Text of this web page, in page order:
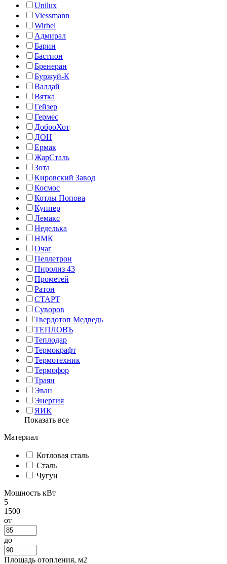
Unilux
Viessmann
Wirbel
Адмирал
Барин
Бастион
Бренеран
Буржуй-К
Валдай
Вятка
Гейзер
Гермес
ДоброХот
ДОН
Ермак
ЖарСталь
Зота
Кировский Завод
Космос
Котлы Попова
Куппер
Лемакс
Неделька
НМК
Очаг
Пеллетрон
Пиролиз 43
Прометей
Ратон
СТАРТ
Суворов
Твердотоп Медведь
ТЕПЛОВЪ
Теплодар
Термокрафт
Термотехник
Термофор
Траян
Эван
Энергия
ЯИК
Показать все
Материал
Котловая сталь
Сталь
Чугун
Мощность кВт
5
1500
от
до
Площадь отопления, м2